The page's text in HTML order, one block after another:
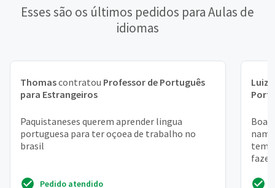
Esses são os últimos pedidos para Aulas de
idiomas
Thomascontratou Professor de Português
para Estrangeiros
Paquistaneses querem aprender lingua
portuguesa para ter oçoea de trabalho no
brasil
Pedido atendido
Luiz
Boa
tem
fazer